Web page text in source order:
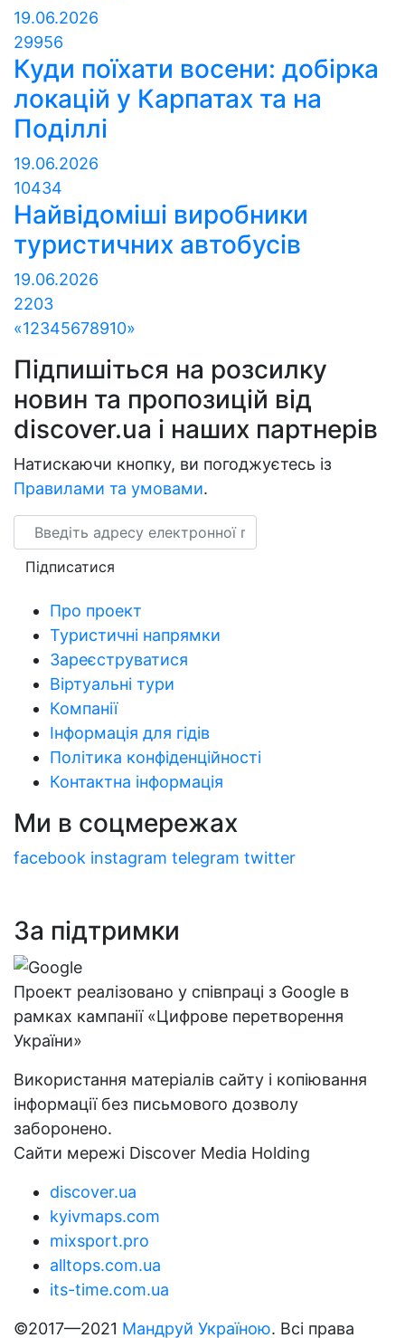
19.06.2026
29956
Куди поїхати восени: добірка
локацій у Карпатах та на
Поділлі
19.06.2026
10434
Найвідоміші виробники
туристичних автобусів
19.06.2026
2203
«12345678910»
Підпишіться на розсилку
новин та пропозицій від
discover.ua і наших партнерів
Натискаючи кнопку, ви погоджуєтесь із
Правилами та умовами.
Email
Підписатися
Про проект
Туристичні напрямки
Зареєструватися
Віртуальні тури
Компанії
Інформація для гідів
Політика конфіденційності
Контактна інформація
Ми в соцмережах
facebook instagram telegram twitter
За підтримки
Проект реалізовано у співпраці з Google в
рамках кампанії «Цифрове перетворення
України»
Використання матеріалів сайту і копіювання
інформації без письмового дозволу
заборонено.
Сайти мережі Discover Media Holding
discover.ua
kyivmaps.com
mixsport.pro
alltops.com.ua
its-time.com.ua
©2017—2021 Мандруй Україною. Всі права